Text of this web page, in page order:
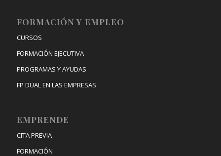
FORMACIÓN Y EMPLEO
CURSOS
FORMACIÓN EJECUTIVA
PROGRAMAS Y AYUDAS
FP DUAL EN LAS EMPRESAS
EMPRENDE
CITA PREVIA
FORMACIÓN